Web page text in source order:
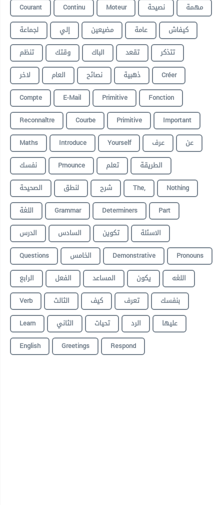
Courant
Continu Moteur نصيحة
مهمة
لجماعة
إلي مضيعين عامة
كيفاش
تنظم
وقتك الباك تقعد
تتذكر
لاخر
العام نصائح ذهبية
Créer
Compte
E-Mail Primitive
Fonction
Reconnaître
Courbe Primitive
Important
Maths
Introduce Yourself عرف
عن
نفسك
Prnounce تعلم
الطريقة
الصحيحة
لنطق شرح The,
Nothing
اللغة
Grammar Determiners
Part
الدرس
السادس تكوين
الاسئلة
Questions
الخامس Demonstrative
Pronouns
الرابع
الفعل المساعد يكون
اللغه
Verb
الثالث كيف تعرف
بنفسك
Learn
الثاني تحيات الرد
عليها
English
Greetings Respond